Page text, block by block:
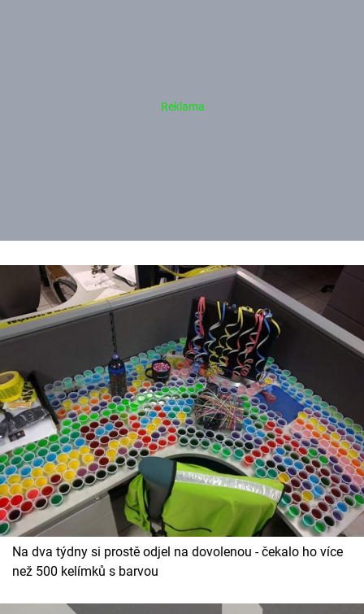
Na dva týdny si prostě odjel na dovolenou - čekalo ho více
než 500 kelímků s barvou